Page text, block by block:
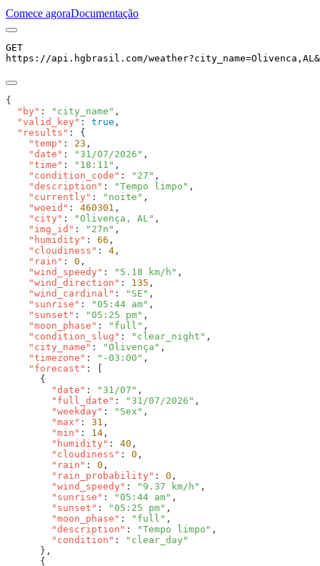
Comece agoraDocumentação
GET
https://api.hgbrasil.com/weather?city_name=Olivenca,AL&
  "by"
: "city_name"
  "valid_key"
: true
  "results"
    "temp"
: 23
    "date"
: "31/07/2026"
    "time"
: "18:11"
    "condition_code"
: "27"
    "description"
: "Tempo limpo"
    "currently"
: "noite"
    "woeid"
: 460301
    "city"
: "Olivença, AL"
    "img_id"
: "27n"
    "humidity"
: 66
    "cloudiness"
: 4
    "rain"
: 0
    "wind_speedy"
: "5.18 km/h"
    "wind_direction"
: 135
    "wind_cardinal"
: "SE"
    "sunrise"
: "05:44 am"
    "sunset"
: "05:25 pm"
    "moon_phase"
: "full"
    "condition_slug"
: "clear_night"
    "city_name"
: "Olivença"
    "timezone"
: "-03:00"
    "forecast"
        "date"
: "31/07"
        "full_date"
: "31/07/2026"
        "weekday"
: "Sex"
        "max"
: 31
        "min"
: 14
        "humidity"
: 40
        "cloudiness"
: 0
        "rain"
: 0
        "rain_probability"
: 0
        "wind_speedy"
: "9.37 km/h"
        "sunrise"
: "05:44 am"
        "sunset"
: "05:25 pm"
        "moon_phase"
: "full"
        "description"
: "Tempo limpo"
        "condition"
: